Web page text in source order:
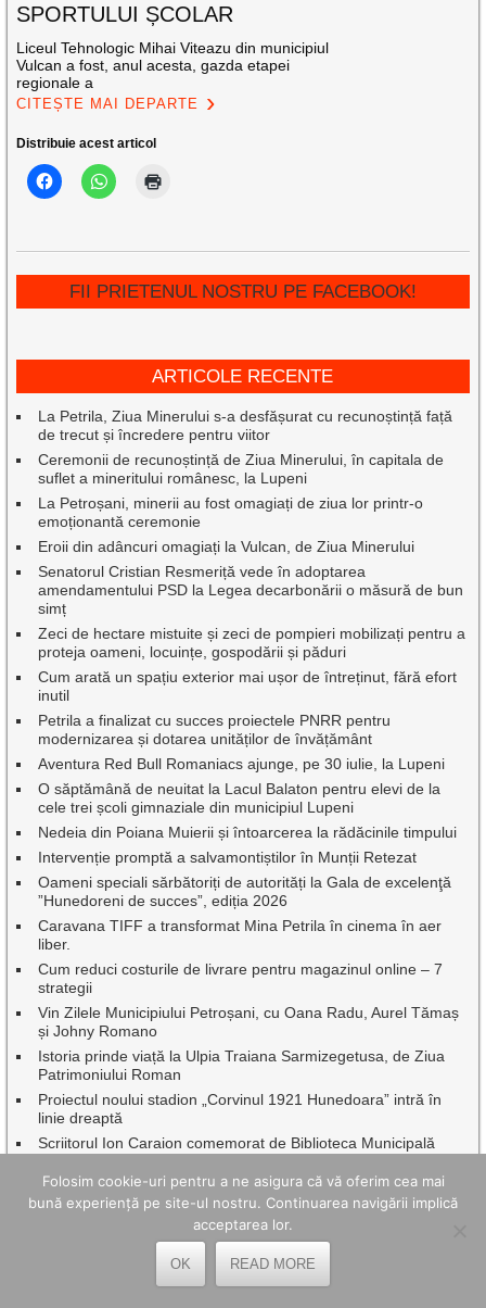
SPORTULUI ȘCOLAR
Liceul Tehnologic Mihai Viteazu din municipiul
Vulcan a fost, anul acesta, gazda etapei
regionale a
CITEȘTE MAI DEPARTE
Distribuie acest articol
FII PRIETENUL NOSTRU PE FACEBOOK!
ARTICOLE RECENTE
La Petrila, Ziua Minerului s-a desfășurat cu recunoștință față
de trecut și încredere pentru viitor
Ceremonii de recunoștință de Ziua Minerului, în capitala de
suflet a mineritului românesc, la Lupeni
La Petroșani, minerii au fost omagiați de ziua lor printr-o
emoționantă ceremonie
Eroii din adâncuri omagiați la Vulcan, de Ziua Minerului
Senatorul Cristian Resmeriță vede în adoptarea
amendamentului PSD la Legea decarbonării o măsură de bun
simț
Zeci de hectare mistuite și zeci de pompieri mobilizați pentru a
proteja oameni, locuințe, gospodării și păduri
Cum arată un spațiu exterior mai ușor de întreținut, fără efort
inutil
Petrila a finalizat cu succes proiectele PNRR pentru
modernizarea și dotarea unităților de învățământ
Aventura Red Bull Romaniacs ajunge, pe 30 iulie, la Lupeni
O săptămână de neuitat la Lacul Balaton pentru elevi de la
cele trei școli gimnaziale din municipiul Lupeni
Nedeia din Poiana Muierii și întoarcerea la rădăcinile timpului
Intervenție promptă a salvamontiștilor în Munții Retezat
Oameni speciali sărbătoriți de autorități la Gala de excelenţă
”Hunedoreni de succes”, ediția 2026
Caravana TIFF a transformat Mina Petrila în cinema în aer
liber.
Cum reduci costurile de livrare pentru magazinul online – 7
strategii
Vin Zilele Municipiului Petroșani, cu Oana Radu, Aurel Tămaș
și Johny Romano
Istoria prinde viață la Ulpia Traiana Sarmizegetusa, de Ziua
Patrimoniului Roman
Proiectul noului stadion „Corvinul 1921 Hunedoara” intră în
linie dreaptă
Scriitorul Ion Caraion comemorat de Biblioteca Municipală
eternitate
Studenții Universității din București au transformat practica de
vară într-un proiect cu impact în Geoparcul Internațional
UNESCO Țara Hațegului
Beneficiile utilizării unei creme BB în rutina zilnică de îngrijire a
Folosim cookie-uri pentru a ne asigura că vă oferim cea mai
bună experiență pe site-ul nostru. Continuarea navigării implică
acceptarea lor.
OK READ MORE